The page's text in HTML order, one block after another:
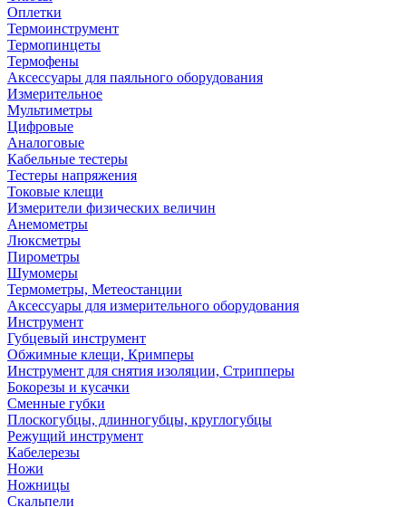
Оплетки
Термоинструмент
Термопинцеты
Термофены
Аксессуары для паяльного оборудования
Измерительное
Мультиметры
Цифровые
Аналоговые
Кабельные тестеры
Тестеры напряжения
Токовые клещи
Измерители физических величин
Анемометры
Люксметры
Пирометры
Шумомеры
Термометры, Метеостанции
Аксессуары для измерительного оборудования
Инструмент
Губцевый инструмент
Обжимные клещи, Кримперы
Инструмент для снятия изоляции, Стрипперы
Бокорезы и кусачки
Сменные губки
Плоскогубцы, длинногубцы, круглогубцы
Режущий инструмент
Кабелерезы
Ножи
Ножницы
Скальпели